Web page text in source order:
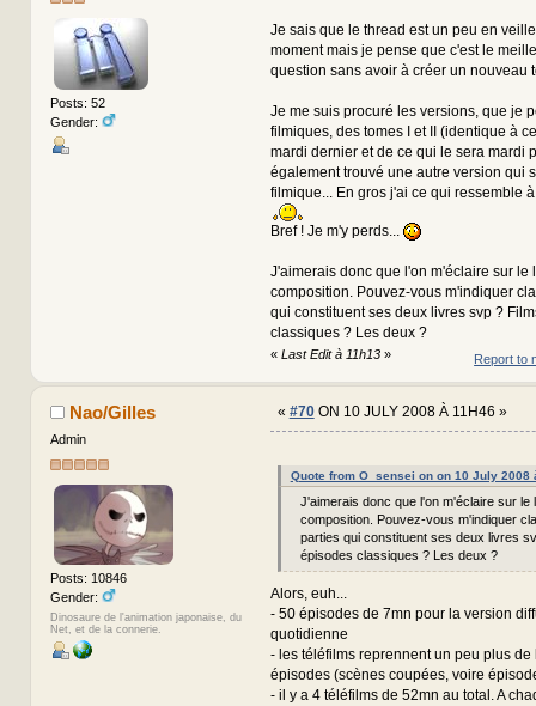
Posts: 52
Gender:
Je sais que le thread est un peu en
moment mais je pense que c'est le
question sans avoir à créer un nouveau
Je me suis procuré les versions, que je
filmiques, des tomes I et II (identique à
mardi dernier et de ce qui le sera mardi
également trouvé une autre version qui
filmique... En gros j'ai ce qui ressemble
Bref ! Je m'y perds...
J'aimerais donc que l'on m'éclaire sur le
composition. Pouvez-vous m'indiquer
qui constituent ses deux livres svp ?
classiques ? Les deux ?
« Last Edit à 11h13» Report to
Nao/Gilles
Admin
Posts: 10846
Gender:
Dinosaure de l'animation japonaise, du
Net, et de la connerie.
« #70ON 10 JULY 2008 À 11H46 »
Quote from O_sensei on on 10 July 2008
J'aimerais donc que l'on m'éclaire sur le
composition. Pouvez-vous m'indiquer
parties qui constituent ses deux livres
épisodes classiques ? Les deux ?
Alors, euh...
- 50 épisodes de 7mn pour la version
quotidienne
- les téléfilms reprennent un peu plus de
épisodes (scènes coupées, voire
- il y a 4 téléfilms de 52mn au total. A